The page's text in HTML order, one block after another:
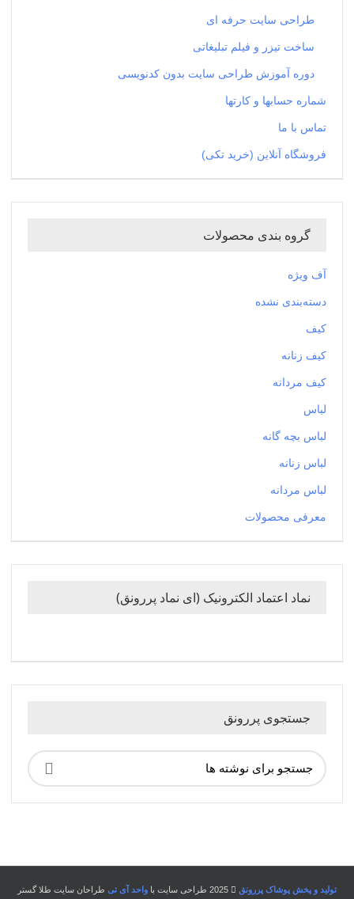
طراحی سایت حرفه ای
ساخت تیزر و فیلم تبلیغاتی
دوره آموزش طراحی سایت بدون کدنویسی
شماره حسابها و کارتها
تماس با ما
فروشگاه آنلاین (خرید تکی)
گروه بندی محصولات
آف ویژه
دسته‌بندی نشده
کیف
کیف زنانه
کیف مردانه
لباس
لباس بچه گانه
لباس زنانه
لباس مردانه
معرفی محصولات
نماد اعتماد الکترونیک (ای نماد پررونق)
جستجوی پررونق
تولید و پخش پوشاک پررونق واحد آی تی طراحان سایت طلا گستر